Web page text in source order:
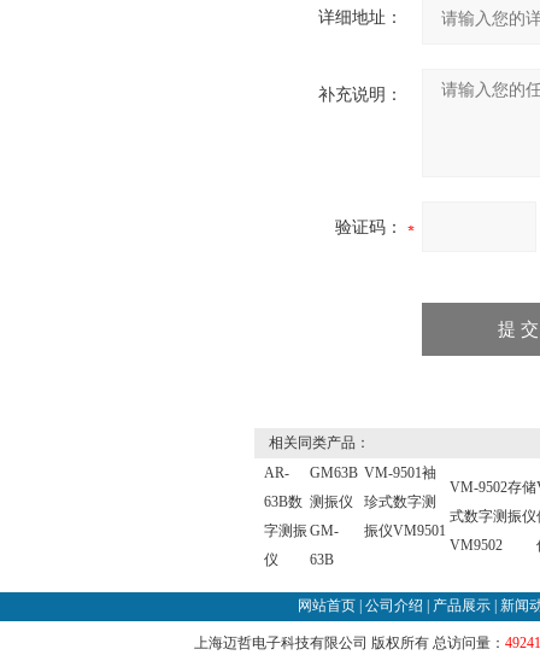
详细地址：
补充说明：
验证码：
相关同类产品：
AR-
63B数
字测振
仪
GM63B
测振仪
GM-
63B
VM-9501袖
珍式数字测
振仪VM9501
VM-9502存储
式数字测振仪
VM9502
网站首页 公司介绍 产品展示 新闻
上海迈哲电子科技有限公司 版权所有 总访问量：